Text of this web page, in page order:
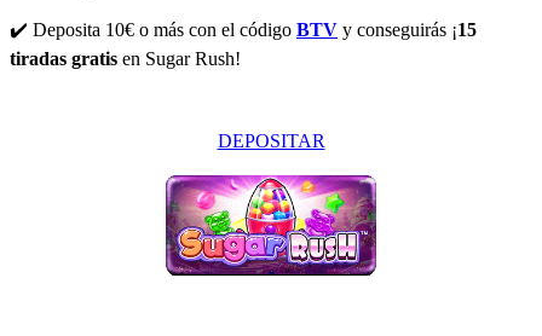
✔️ Deposita 10€ o más con el código BTV y conseguirás ¡15
tiradas gratis en Sugar Rush!
DEPOSITAR